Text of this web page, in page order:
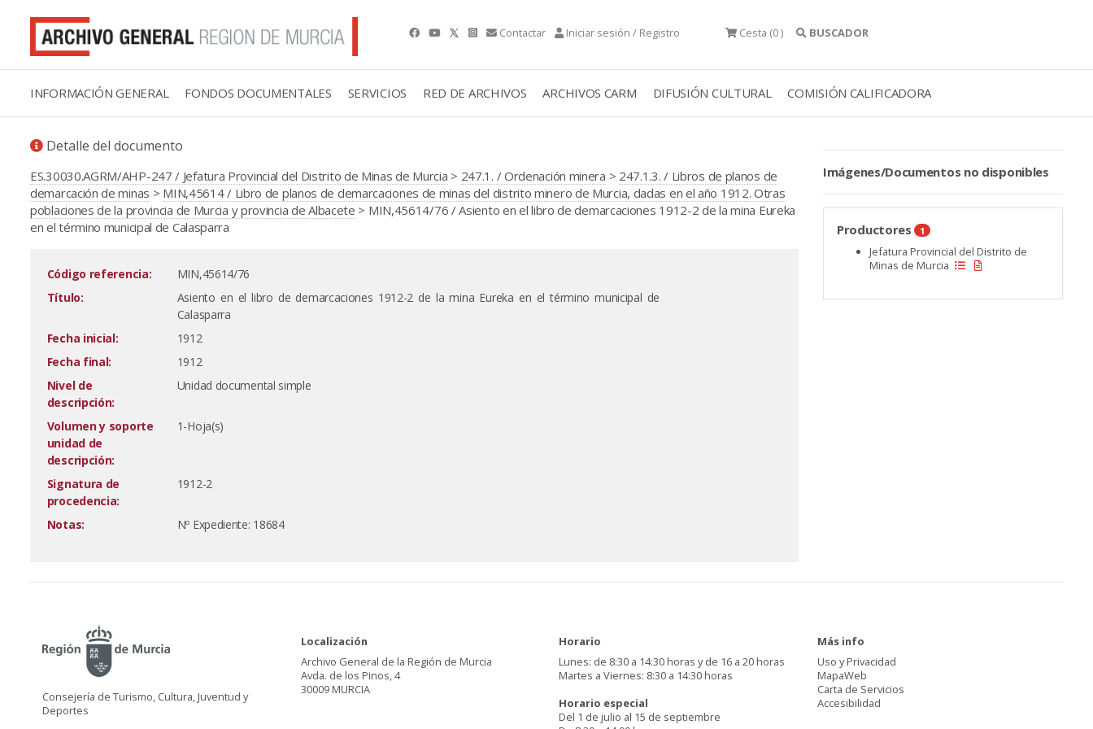
Contactar Iniciar sesión / Registro Cesta (0 ) BUSCADOR
INFORMACIÓN GENERAL FONDOS DOCUMENTALES SERVICIOS RED DE ARCHIVOS ARCHIVOS CARM DIFUSIÓN CULTURAL COMISIÓN CALIFICADORA
Detalle del documento
ES.30030.AGRM/AHP-247 / Jefatura Provincial del Distrito de Minas de Murcia > 247.1. / Ordenación minera > 247.1.3. / Libros de planos de
demarcación de minas > MIN,45614 / Libro de planos de demarcaciones de minas del distrito minero de Murcia, dadas en el año 1912. Otras
poblaciones de la provincia de Murcia y provincia de Albacete > MIN,45614/76 / Asiento en el libro de demarcaciones 1912-2 de la mina Eureka
en el término municipal de Calasparra
Código referencia:
MIN,45614/76
Título:
Asiento en el libro de demarcaciones 1912-2 de la mina Eureka en el término municipal de
Calasparra
Fecha inicial:
1912
Fecha final:
1912
Nivel de
descripción:
Unidad documental simple
Volumen y soporte
unidad de
descripción:
1-Hoja(s)
Signatura de
procedencia:
1912-2
Notas: Nº Expediente: 18684
Imágenes/Documentos no disponibles
Productores 1
Jefatura Provincial del Distrito de
Minas de Murcia
Consejería de Turismo, Cultura, Juventud y
Deportes
Localización
Archivo General de la Región de Murcia
Avda. de los Pinos, 4
30009 MURCIA
Horario
Lunes: de 8:30 a 14:30 horas y de 16 a 20 horas
Martes a Viernes: 8:30 a 14:30 horas
Horario especial
Del 1 de julio al 15 de septiembre
Más info
Uso y Privacidad
MapaWeb
Carta de Servicios
Accesibilidad